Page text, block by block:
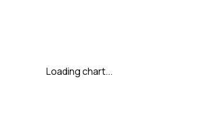
Loading chart...